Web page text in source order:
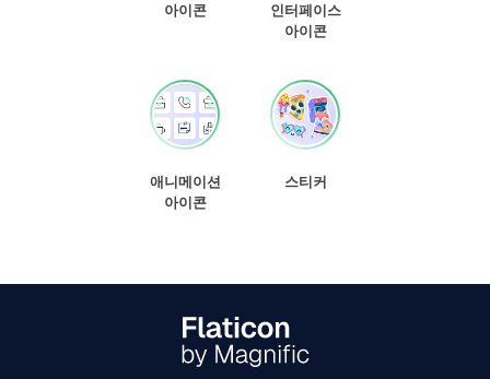
아이콘
인터페이스
아이콘
애니메이션
아이콘
스티커